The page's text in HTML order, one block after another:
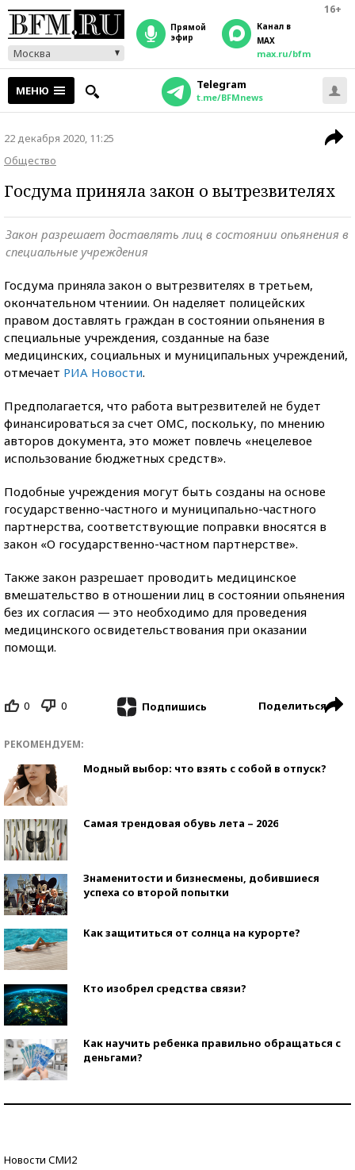
16+
Москва
прямой
эфир
Канал в
MAX
max.ru/bfm
МЕНЮ Telegram
t.me/BFMnews
22 декабря 2020, 11:25
Общество
Госдума приняла закон о вытрезвителях
Закон разрешает доставлять лиц в состоянии опьянения в
специальные учреждения
Госдума приняла закон о вытрезвителях в третьем,
окончательном чтениии. Он наделяет полицейских
правом доставлять граждан в состоянии опьянения в
специальные учреждения, созданные на базе
медицинских, социальных и муниципальных учреждений,
отмечает РИА Новости.
Предполагается, что работа вытрезвителей не будет
финансироваться за счет ОМС, поскольку, по мнению
авторов документа, это может повлечь «нецелевое
использование бюджетных средств».
Подобные учреждения могут быть созданы на основе
государственно-частного и муниципально-частного
партнерства, соответствующие поправки вносятся в
закон «О государственно-частном партнерстве».
Также закон разрешает проводить медицинское
вмешательство в отношении лиц в состоянии опьянения
без их согласия — это необходимо для проведения
медицинского освидетельствования при оказании
помощи.
0 0 Подпишись Поделиться
РЕКОМЕНДУЕМ:
Модный выбор: что взять с собой в отпуск?
Самая трендовая обувь лета – 2026
Знаменитости и бизнесмены, добившиеся
успеха со второй попытки
Как защититься от солнца на курорте?
Кто изобрел средства связи?
Как научить ребенка правильно обращаться с
деньгами?
Новости СМИ2